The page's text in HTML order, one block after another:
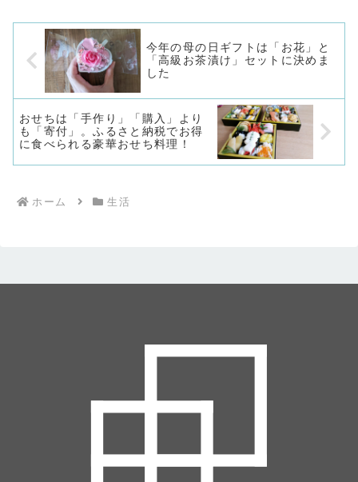
今年の母の日ギフトは「お花」と
「高級お茶漬け」セットに決めま
した
おせちは「手作り」「購入」より
も「寄付」。ふるさと納税でお得
に食べられる豪華おせち料理！
ホーム 生活